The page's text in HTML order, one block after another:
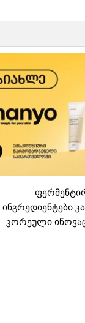
ინგრედიენტები
კორეული